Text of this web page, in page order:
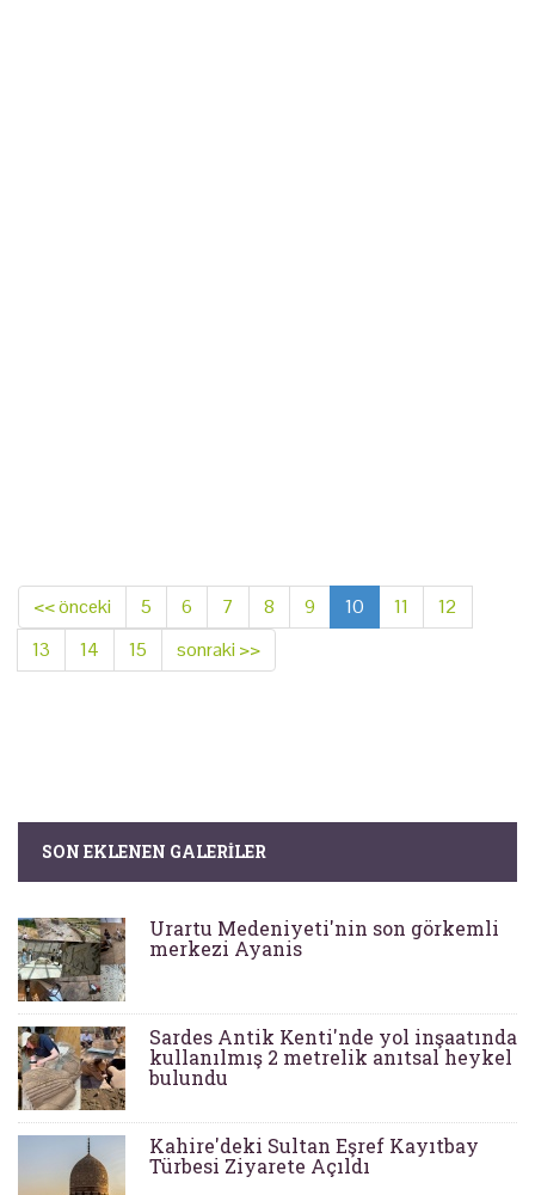
<< önceki 5 6 7 8 9 10 11
12
13
14 15 sonraki >>
SON EKLENEN GALERILER
Urartu Medeniyeti'nin son görkemli
merkezi Ayanis
Sardes Antik Kenti'nde yol inşaatında
kullanılmış 2 metrelik anıtsal heykel
bulundu
Kahire'deki Sultan Eşref Kayıtbay
Türbesi Ziyarete Açıldı